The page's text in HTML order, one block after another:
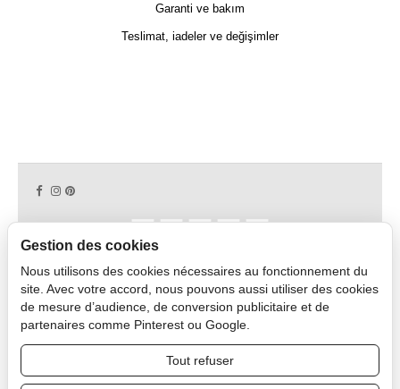
Garanti ve bakım
Teslimat, iadeler ve değişimler
Copyright © 2026 CAPDECO.
Profesyonel Alan
Gestion des cookies
Nous utilisons des cookies nécessaires au fonctionnement du
site. Avec votre accord, nous pouvons aussi utiliser des cookies
de mesure d’audience, de conversion publicitaire et de
partenaires comme Pinterest ou Google.
Tout refuser